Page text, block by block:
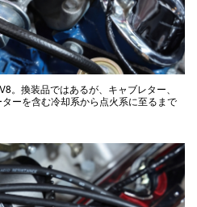
。換装品ではあるが、キャブレター、
ーを含む冷却系から点火系に至るまで